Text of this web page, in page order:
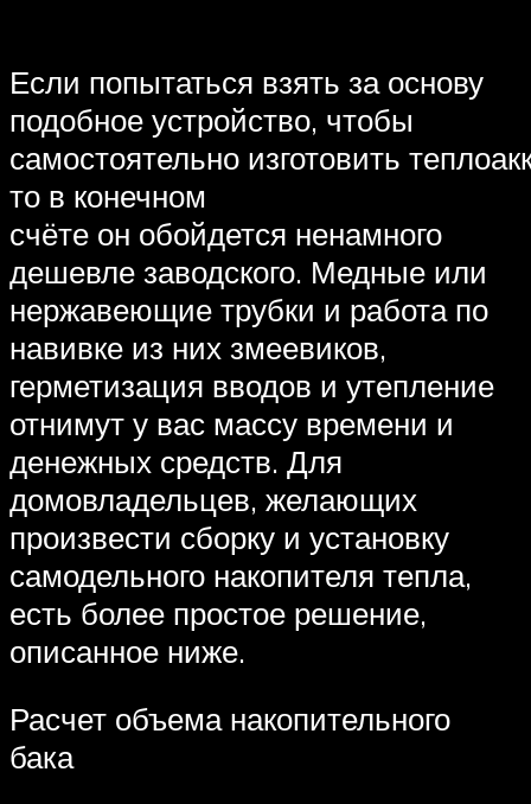
Если попытаться взять за основу
подобное устройство, чтобы
самостоятельно изготовить
то в конечном
счёте он обойдется ненамного
дешевле заводского. Медные или
нержавеющие трубки и работа по
навивке из них змеевиков,
герметизация вводов и утепление
отнимут у вас массу времени и
денежных средств. Для
домовладельцев, желающих
произвести сборку и установку
самодельного накопителя тепла,
есть более простое решение,
описанное ниже.
Расчет объема накопительного
бака